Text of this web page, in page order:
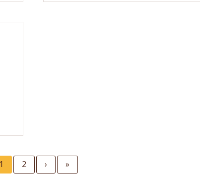
Current
1 Page
2
Next
›
Last
»